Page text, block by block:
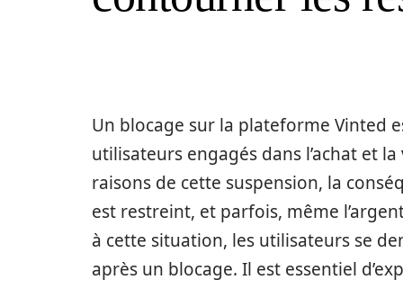
Un blocage sur la plateforme Vinted
utilisateurs engagés dans l’achat et
raisons de cette suspension, la
est restreint, et parfois, même
à cette situation, les utilisateurs se
après un blocage. Il est essentiel